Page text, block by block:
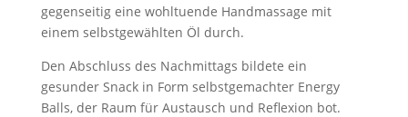
gegenseitig eine wohltuende Handmassage mit
einem selbstgewählten Öl durch.
Den Abschluss des Nachmittags bildete ein
gesunder Snack in Form selbstgemachter Energy
Balls, der Raum für Austausch und Reflexion bot.